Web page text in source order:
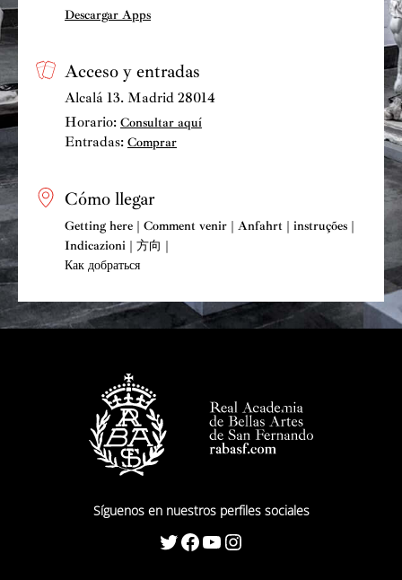
Descargar Apps
Acceso y entradas
Alcalá 13. Madrid 28014
Horario: Consultar aquí
Entradas: Comprar
Cómo llegar
Getting here | Comment venir | Anfahrt | instruções |
Indicazioni | 方向 |
Как добраться
Síguenos en nuestros perfiles sociales
Twitter Facebook YouTube Instagram